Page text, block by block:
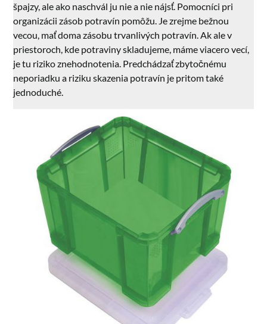
špajzy, ale ako naschvál ju nie a nie nájsť. Pomocníci pri
organizácii zásob potravín pomôžu. Je zrejme bežnou
vecou, mať doma zásobu trvanlivých potravín. Ak ale v
priestoroch, kde potraviny skladujeme, máme viacero vecí,
je tu riziko znehodnotenia. Predchádzať zbytočnému
neporiadku a riziku skazenia potravín je pritom také
jednoduché.